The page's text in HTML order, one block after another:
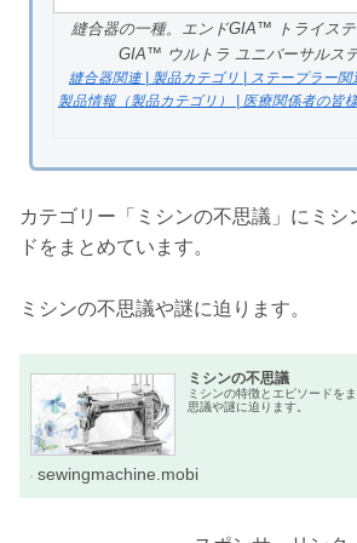
縫合器の一種。エンドGIA™ トライス
GIA™ ウルトラ ユニバーサルス
縫合器関連 | 製品カテゴリ | ステープラー関
製品情報（製品カテゴリ） | 医療関係者の皆
カテゴリー「ミシンの不思議」にミシ
ドをまとめています。
ミシンの不思議や謎に迫ります。
ミシンの不思議
ミシンの特徴とエピソードを
思議や謎に迫ります。
sewingmachine.mobi